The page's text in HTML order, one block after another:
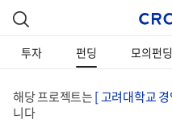
투자 펀딩 모의펀딩
해당 프로젝트는[ 고려대학교
니다